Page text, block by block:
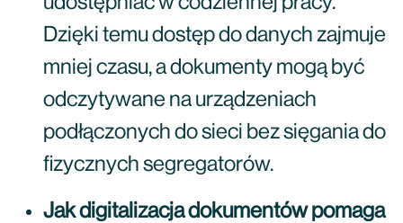
Dzięki temu dostęp do danych zajmuje
mniej czasu, a dokumenty mogą być
odczytywane na urządzeniach
podłączonych do sieci bez sięgania do
fizycznych segregatorów.
Jak digitalizacja dokumentów pomaga